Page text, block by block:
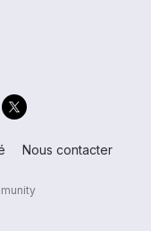
Nous contacter